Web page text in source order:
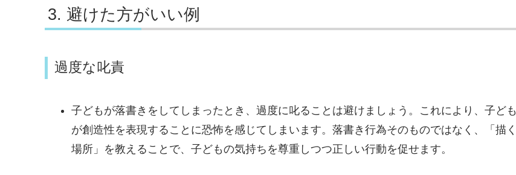
避けた方がいい例
過度な叱責
子どもが落書きをしてしまったとき、過度に叱ることは避けましょう。これにより、子ども
が創造性を表現することに恐怖を感じてしまいます。落書き行為そのものではなく、「描く
場所」を教えることで、子どもの気持ちを尊重しつつ正しい行動を促せます。